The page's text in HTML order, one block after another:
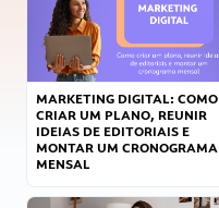
MARKETING DIGITAL: COMO
CRIAR UM PLANO, REUNIR
IDEIAS DE EDITORIAIS E
MONTAR UM CRONOGRAMA
MENSAL